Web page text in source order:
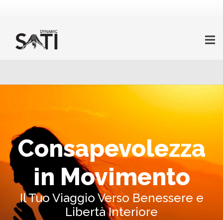
Consapevolezza
in Movimento
Il Tuo Viaggio Verso Benessere e
Libertà Interiore